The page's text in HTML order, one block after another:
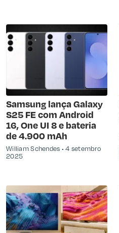
Samsung lança Galaxy
S25 FE com Android
16, One UI 8 e bateria
de 4.900 mAh
William Schendes
4 setembro
2025